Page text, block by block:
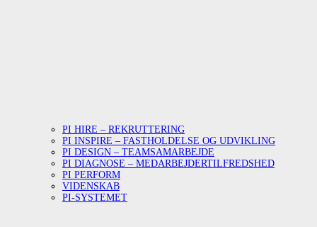
PI HIRE – REKRUTTERING
PI INSPIRE – FASTHOLDELSE OG UDVIKLING
PI DESIGN – TEAMSAMARBEJDE
PI DIAGNOSE – MEDARBEJDERTILFREDSHED
PI PERFORM
VIDENSKAB
PI-SYSTEMET